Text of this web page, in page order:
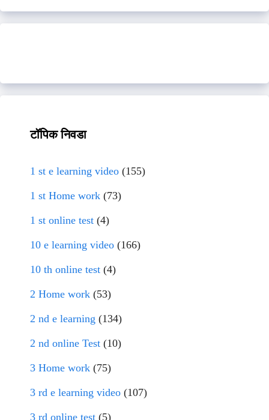
टॉपिक निवडा
1 st e learning video (155)
1 st Home work (73)
1 st online test (4)
10 e learning video (166)
10 th online test (4)
2 Home work (53)
2 nd e learning (134)
2 nd online Test (10)
3 Home work (75)
3 rd e learning video (107)
3 rd online test (5)